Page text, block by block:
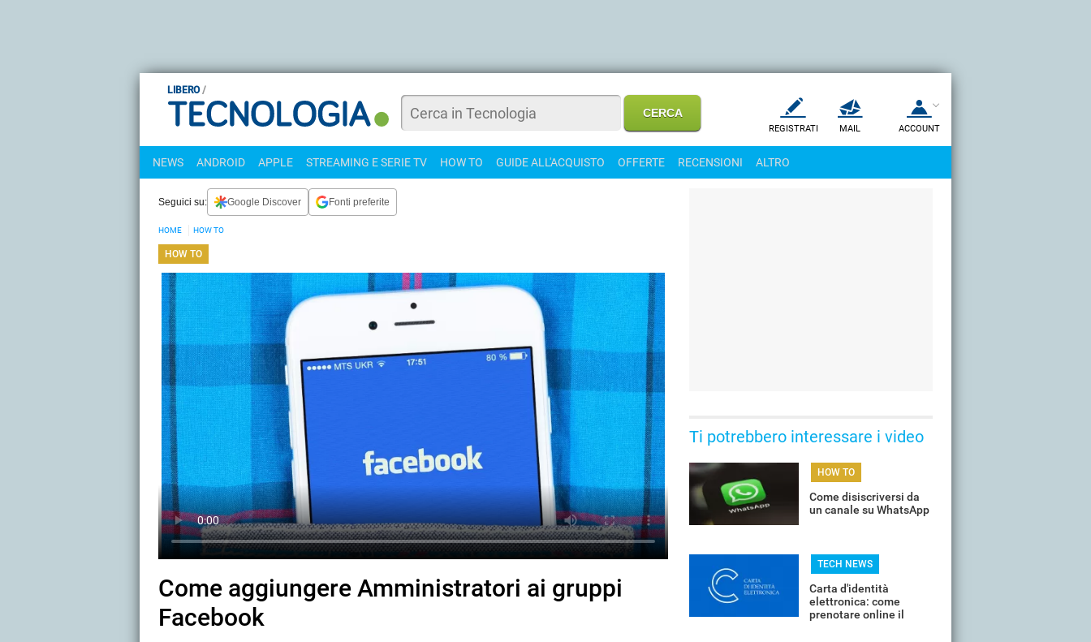
LIBERO
REGISTRATI MAIL ACCOUNT
NEWS ANDROID APPLE STREAMING E SERIE TV HOW TO GUIDE ALL'ACQUISTO OFFERTE RECENSIONI ALTRO
Seguici su: Google Discover Fonti preferite
HOME HOW TO
HOW TO
Come aggiungere Amministratori ai gruppi
Facebook
Ti potrebbero interessare i video
HOW TO
Come disiscriversi da
un canale su WhatsApp
TECH NEWS
Carta d'identità
elettronica: come
prenotare online il